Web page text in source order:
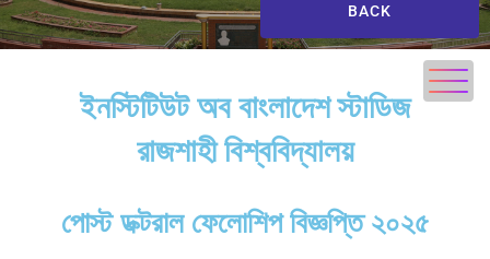
BACK
ইনস্টিটিউট অব বাংলাদেশ স্টাডিজ
রাজশাহী বিশ্ববিদ্যালয়
পোস্ট ডক্টরাল ফেলোশিপ বিজ্ঞপ্তি ২০২৫